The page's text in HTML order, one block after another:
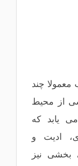
چند
از محیط
یابد که
ادیت و
بخشی نیز